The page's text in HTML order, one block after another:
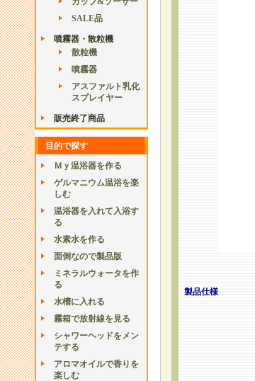
SALE品
噴霧器・散粒機
散粒機
噴霧器
アスファルト乳化
スプレイヤー
販売終了商品
目的で探す
Ｍｙ温浴器を作る
ゲルマニウム温浴を楽
しむ
温浴器を入れて入浴す
る
水素水を作る
面倒なので製品版
ミネラルウォータを作
る
水槽に入れる
霧箱で放射線を見る
シャワーヘッドをメン
テする
アロマオイルで香りを
楽しむ
製品仕様